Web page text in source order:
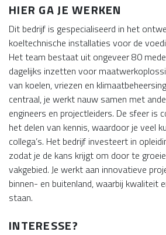
HIER GA JE WERKEN
Dit bedrijf is gespecialiseerd in het
koeltechnische installaties voor de
Het team bestaat uit ongeveer 80
dagelijks inzetten voor
van koelen, vriezen en
centraal, je werkt nauw samen met
engineers en projectleiders. De sfeer is
het delen van kennis, waardoor je veel
collega’s. Het bedrijf investeert in
zodat je de kans krijgt om door te
vakgebied. Je werkt aan innovatieve
binnen- en buitenland, waarbij kwaliteit
staan.
INTERESSE?